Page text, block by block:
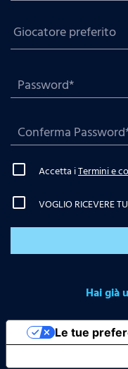
Accetta iTermini e
VOGLIO RICEVERE
Hai già
Le tue